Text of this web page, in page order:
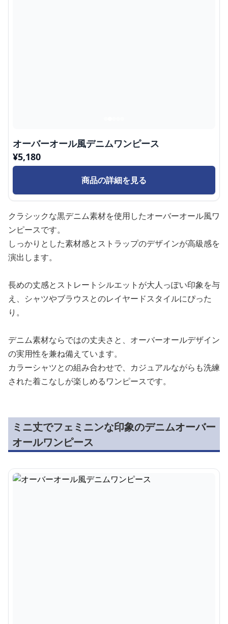
オーバーオール風デニムワンピース
¥5,180
商品の詳細を見る
クラシックな黒デニム素材を使用したオーバーオール風ワ
ンピースです。
しっかりとした素材感とストラップのデザインが高級感を
演出します。
長めの丈感とストレートシルエットが大人っぽい印象を与
え、シャツやブラウスとのレイヤードスタイルにぴった
り。
デニム素材ならではの丈夫さと、オーバーオールデザイン
の実用性を兼ね備えています。
カラーシャツとの組み合わせで、カジュアルながらも洗練
された着こなしが楽しめるワンピースです。
ミニ丈でフェミニンな印象のデニムオーバー
オールワンピース